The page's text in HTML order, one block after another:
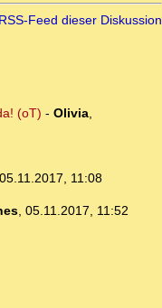
RSS-Feed dieser Diskussion
(oT) - Olivia,
05.11.2017, 11:08
, 05.11.2017, 11:52